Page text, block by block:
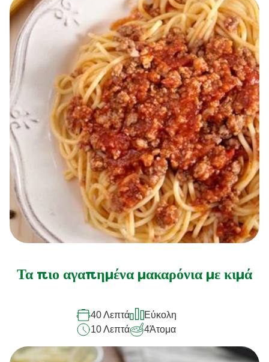
Τα πιο αγαπημένα μακαρόνια με κιμά
40 Λεπτά
Εύκολη
10 Λεπτά
4Άτομα